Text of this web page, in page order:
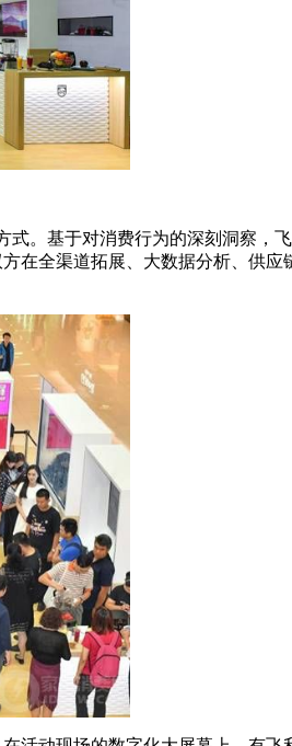
。基于对消费行为的深刻洞察，
在全渠道拓展、大数据分析、供应